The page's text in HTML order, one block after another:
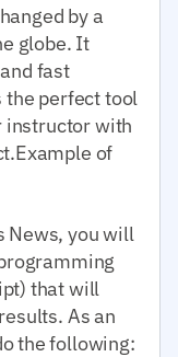
by a
globe. It
fast
perfect tool
instructor with
of
News, you will
that will
As an
the following: